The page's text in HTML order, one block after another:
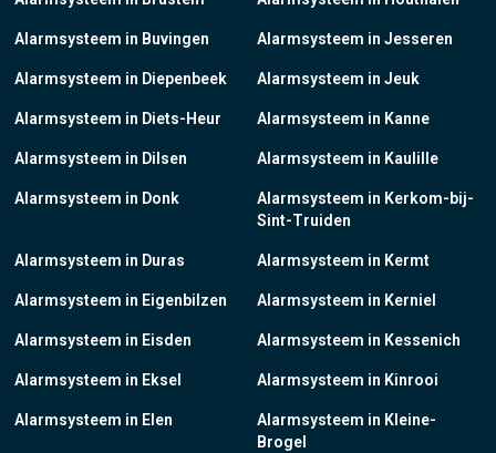
Alarmsysteem in Buvingen
Alarmsysteem in Diepenbeek
Alarmsysteem in Diets-Heur
Alarmsysteem in Dilsen
Alarmsysteem in Donk
Alarmsysteem in Duras
Alarmsysteem in Eigenbilzen
Alarmsysteem in Eisden
Alarmsysteem in Eksel
Alarmsysteem in Elen
Alarmsysteem in Jesseren
Alarmsysteem in Jeuk
Alarmsysteem in Kanne
Alarmsysteem in Kaulille
Alarmsysteem in Kerkom-bij-
Sint-Truiden
Alarmsysteem in Kermt
Alarmsysteem in Kerniel
Alarmsysteem in Kessenich
Alarmsysteem in Kinrooi
Alarmsysteem in Kleine-
Brogel